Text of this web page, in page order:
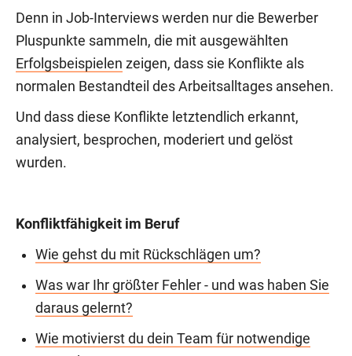
Denn in Job-Interviews werden nur die Bewerber
Pluspunkte sammeln, die mit ausgewählten
Erfolgsbeispielen zeigen, dass sie Konflikte als
normalen Bestandteil des Arbeitsalltages ansehen.
Und dass diese Konflikte letztendlich erkannt,
analysiert, besprochen, moderiert und gelöst
wurden.
Konfliktfähigkeit im Beruf
Wie gehst du mit Rückschlägen um?
Was war Ihr größter Fehler - und was haben Sie
daraus gelernt?
Wie motivierst du dein Team für notwendige